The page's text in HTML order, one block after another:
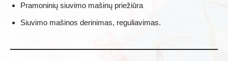
Pramoninių siuvimo mašinų priežiūra
Siuvimo mašinos derinimas, reguliavimas.